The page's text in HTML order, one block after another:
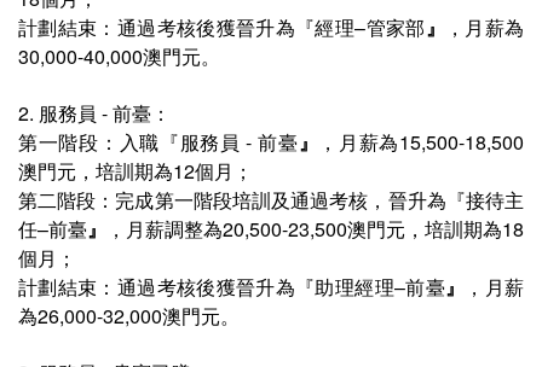
計劃結束 ：通過考核後獲晉升為 『經理–管家部』
，月薪為
30,000-40,000澳門元。
2. 服務員 - 前臺 ：
第一階段： 入職『服務員 - 前臺』
，月薪為15,500-18,500
澳門元 ，培訓期為12個月；
第二階段：完成第一階段培訓及通過考核，晉升為 『接待主
任–前臺』
，月薪調整為20,500-23,500澳門元，培訓期為18
個月；
計劃結束： 通過考核後獲晉升為 『助理經理–前臺』
，月薪
為26,000-32,000澳門元。